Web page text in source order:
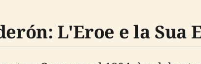
L'Eroe e la Sua